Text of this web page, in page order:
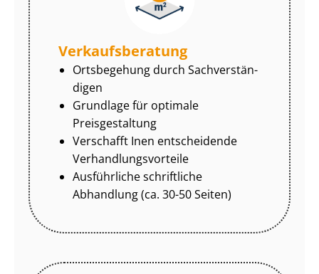
Ver­kaufs­be­ra­tung
Ortsbegehung durch Sach­ver­stän­
di­gen
Grundlage für optimale
Preisgestaltung
Verschafft Inen entscheidende
Ver­hand­lungs­vor­tei­le
Ausführliche schriftliche
Abhandlung (ca. 30-50 Seiten)